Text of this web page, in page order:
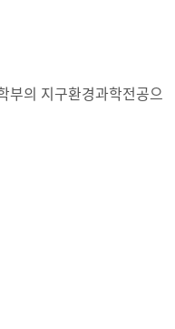
부의 지구환경과학전공으